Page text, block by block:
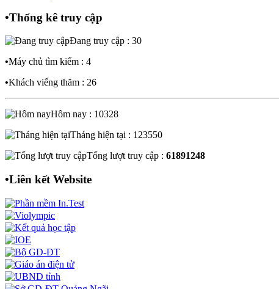
•Thống kê truy cập
Đang truy cập : 30
•Máy chủ tìm kiếm : 4
•Khách viếng thăm : 26
Hôm nay : 10328
Tháng hiện tại : 123550
Tổng lượt truy cập : 61891248
•Liên kết Website